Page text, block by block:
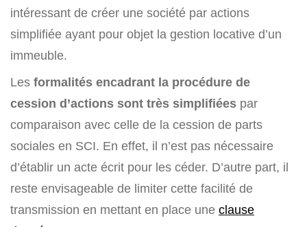
intéressant de créer une société par actions
simplifiée ayant pour objet la gestion locative d’un
immeuble.
Les formalités encadrant la procédure de
cession d’actions sont très simplifiées par
comparaison avec celle de la cession de parts
sociales en SCI. En effet, il n’est pas nécessaire
d’établir un acte écrit pour les céder. D’autre part, il
reste envisageable de limiter cette facilité de
transmission en mettant en place une clause